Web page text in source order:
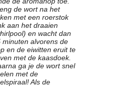
de wort na het
met een roerstok
aan het draaien
en wacht dan
minuten alvorens de
en de eiwitten eruit te
met de kaasdoek.
ga je de wort snel
met de
Als de